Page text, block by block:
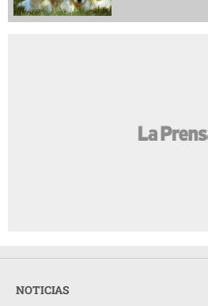
NOTICIAS